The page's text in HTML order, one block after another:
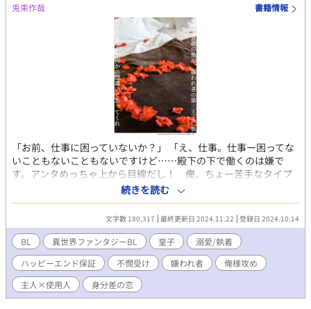
兎束作哉 書籍情報
「お前、仕事に困っていないか？」 「え、仕事。仕事ー困ってな
いこともないこともないですけど……殿下の下で働くのは嫌で
す。アンタめっちゃ上から目線だし！ 俺、ちょー苦手なタイプ
なんだもん！」 元貴族のフェイ・シックザールは、貴族の家から
金品を持ち出して闇市で売り生活をしていた家無し無一文。貴族
だったころの記憶はおぼろげだが、まともな職に就くことはした
くない、と変なプライドから盗みを続けていた。そしてある屋敷
に盗みに入るの。だが、そこで初めて盗みがバレ、容姿の整った
謎の男につかまりかけたところ命からがらで逃げだす。 酷い目に
あったフェイはその後、帝都で身を隠しながら生活していた。し
かしある日、盗みに入った屋敷に住んでいるという嫌われ者の第
三皇子、アーベント・ヴォルガに見つかってしまう。あの夜あっ
続きを読む
文字数 180,317 最終更新日 2024.11.22 登録日 2024.10.14
BL 異世界ファンタジーBL 皇子
溺愛/執着
ハッピーエンド保証
不憫受け 嫌われ者
俺様攻め
主人×使用人
身分差の恋